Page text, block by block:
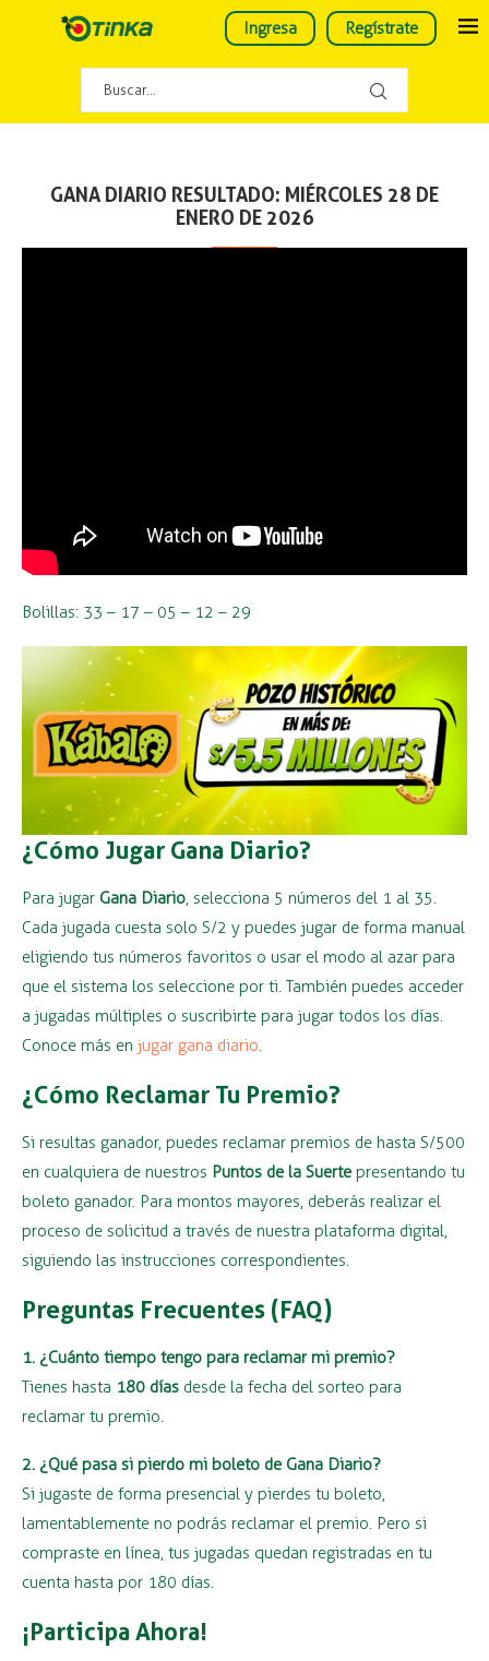
Ingresa Regístrate
GANA DIARIO RESULTADO: MIÉRCOLES 28 DE
ENERO DE 2026
Bolillas: 33 – 17 – 05 – 12 – 29
¿Cómo Jugar Gana Diario?
Para jugar Gana Diario, selecciona 5 números del 1 al 35.
Cada jugada cuesta solo S/2 y puedes jugar de forma manual
eligiendo tus números favoritos o usar el modo al azar para
que el sistema los seleccione por ti. También puedes acceder
a jugadas múltiples o suscribirte para jugar todos los días.
Conoce más en jugar gana diario.
¿Cómo Reclamar Tu Premio?
Si resultas ganador, puedes reclamar premios de hasta S/500
en cualquiera de nuestros Puntos de la Suerte presentando tu
boleto ganador. Para montos mayores, deberás realizar el
proceso de solicitud a través de nuestra plataforma digital,
siguiendo las instrucciones correspondientes.
Preguntas Frecuentes (FAQ)
1. ¿Cuánto tiempo tengo para reclamar mi premio?
Tienes hasta 180 días desde la fecha del sorteo para
reclamar tu premio.
2. ¿Qué pasa si pierdo mi boleto de Gana Diario?
Si jugaste de forma presencial y pierdes tu boleto,
lamentablemente no podrás reclamar el premio. Pero si
compraste en línea, tus jugadas quedan registradas en tu
cuenta hasta por 180 días.
¡Participa Ahora!